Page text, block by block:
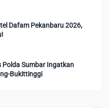
Dafam Pekanbaru 2026,
Polda Sumbar Ingatkan
Bukittinggi